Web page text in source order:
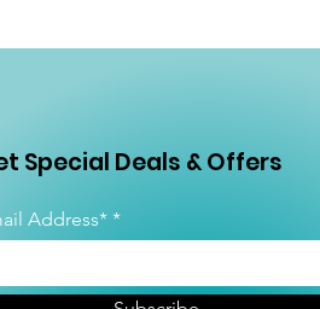
Special Deals & Offers
Address*